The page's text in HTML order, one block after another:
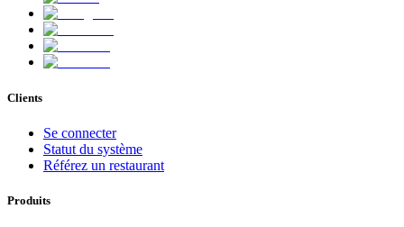
Clients
Se connecter
Statut du système
Référez un restaurant
Produits